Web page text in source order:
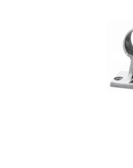
LODNÍ ELEKTROMOTORY